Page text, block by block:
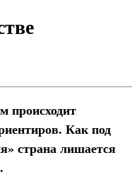
происходит
Как под
страна лишается